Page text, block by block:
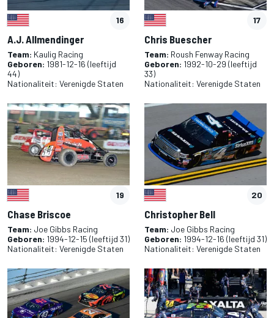
16
A.J. Allmendinger
Team: Kaulig Racing
Geboren: 1981-12-16 (leeftijd
44)
Nationaliteit: Verenigde Staten
17
Chris Buescher
Team: Roush Fenway Racing
Geboren: 1992-10-29 (leeftijd
33)
Nationaliteit: Verenigde Staten
19
Chase Briscoe
Team: Joe Gibbs Racing
Geboren: 1994-12-15 (leeftijd 31)
Nationaliteit: Verenigde Staten
20
Christopher Bell
Team: Joe Gibbs Racing
Geboren: 1994-12-16 (leeftijd 31)
Nationaliteit: Verenigde Staten